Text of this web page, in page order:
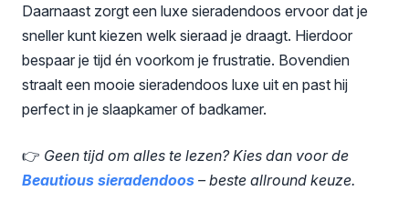
Daarnaast zorgt een luxe sieradendoos ervoor dat je
sneller kunt kiezen welk sieraad je draagt. Hierdoor
bespaar je tijd én voorkom je frustratie. Bovendien
straalt een mooie sieradendoos luxe uit en past hij
perfect in je slaapkamer of badkamer.
👉 Geen tijd om alles te lezen? Kies dan voor de
Beautious sieradendoos – beste allround keuze.